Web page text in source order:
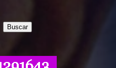
Buscar